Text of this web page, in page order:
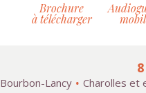
Brochure
à télécharger
Bourbon-Lancy Charolles et